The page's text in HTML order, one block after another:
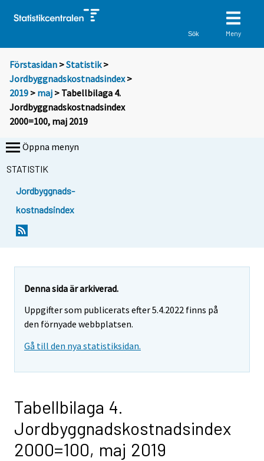
Sök Meny
Förstasidan >Statistik >
Jordbyggnadskostnadsindex>
2019 > maj > Tabellbilaga 4.
Jordbyggnadskostnadsindex
2000=100, maj 2019
Öppna menyn
STATISTIK
Jordbyggnads-
kostnadsindex
Denna sida är arkiverad.
Uppgifter som publicerats efter 5.4.2022 finns på
den förnyade webbplatsen.
Gå till den nya statistiksidan.
Tabellbilaga 4.
Jordbyggnadskostnadsindex
2000=100, maj 2019